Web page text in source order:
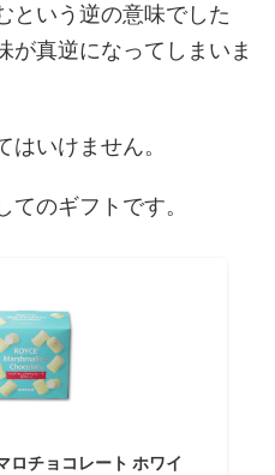
という逆の意味でした
が真逆になってしまいま
いけません。
のギフトです。
ロチョコレート ホワイ